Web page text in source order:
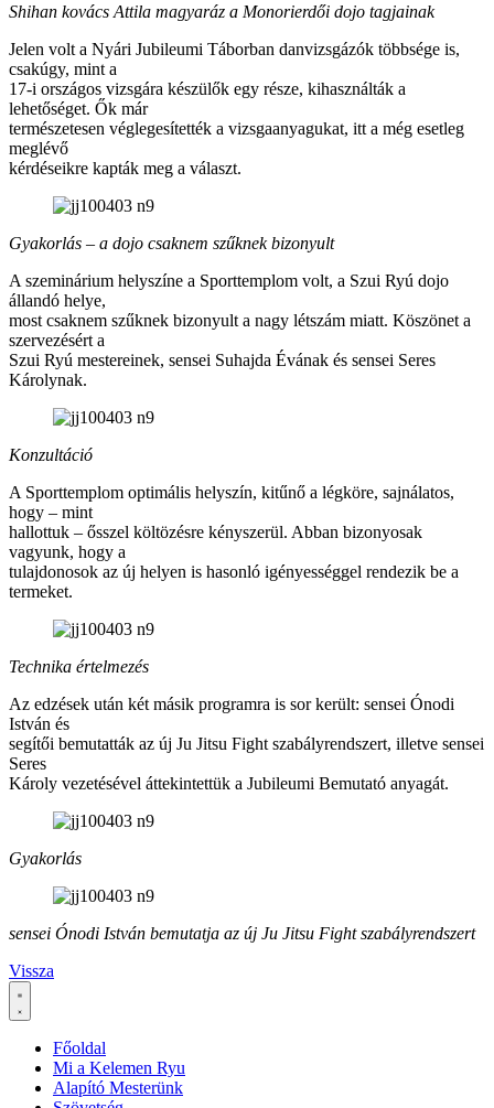
Shihan kovács Attila magyaráz a Monorierdői dojo tagjainak
Jelen volt a Nyári Jubileumi Táborban danvizsgázók többsége is,
csakúgy, mint a
17-i országos vizsgára készülők egy része, kihasználták a
lehetőséget. Ők már
természetesen véglegesítették a vizsgaanyagukat, itt a még esetleg
meglévő
kérdéseikre kapták meg a választ.
Gyakorlás – a dojo csaknem szűknek bizonyult
A szeminárium helyszíne a Sporttemplom volt, a Szui Ryú dojo
állandó helye,
most csaknem szűknek bizonyult a nagy létszám miatt. Köszönet a
szervezésért a
Szui Ryú mestereinek, sensei Suhajda Évának és sensei Seres
Károlynak.
Konzultáció
A Sporttemplom optimális helyszín, kitűnő a légköre, sajnálatos,
hogy – mint
hallottuk – ősszel költözésre kényszerül. Abban bizonyosak
vagyunk, hogy a
tulajdonosok az új helyen is hasonló igényességgel rendezik be a
termeket.
Technika értelmezés
Az edzések után két másik programra is sor került: sensei Ónodi
István és
segítői bemutatták az új Ju Jitsu Fight szabályrendszert, illetve sensei
Seres
Károly vezetésével áttekintettük a Jubileumi Bemutató anyagát.
Gyakorlás
sensei Ónodi István bemutatja az új Ju Jitsu Fight szabályrendszert
Vissza
Főoldal
Mi a Kelemen Ryu
Alapító Mesterünk